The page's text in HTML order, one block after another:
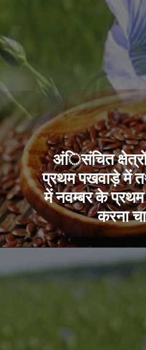
अंिसंचित
प्रथम पखवाड़े में
में नवम्बर के
करना